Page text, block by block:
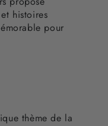
histoires
pour
thème de la